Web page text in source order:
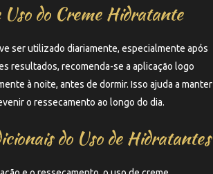
Uso do Creme Hidratante
ser utilizado diariamente, especialmente após
resultados, recomenda-se a aplicação logo
à noite, antes de dormir. Isso ajuda a manter
o ressecamento ao longo do dia.
do Uso de Hidratantes